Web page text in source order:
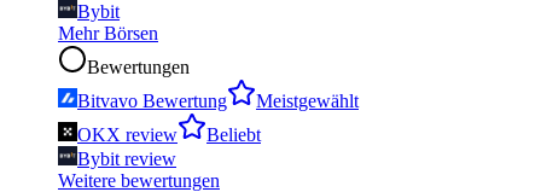
Bybit
Mehr Börsen
Bewertungen
Bitvavo Bewertung
Meistgewählt
OKX review
Beliebt
Bybit review
Weitere bewertungen